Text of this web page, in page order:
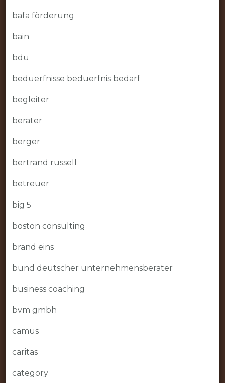
bafa förderung
bain
bdu
beduerfnisse beduerfnis bedarf
begleiter
berater
berger
bertrand russell
betreuer
big 5
boston consulting
brand eins
bund deutscher unternehmensberater
business coaching
bvm gmbh
camus
caritas
category